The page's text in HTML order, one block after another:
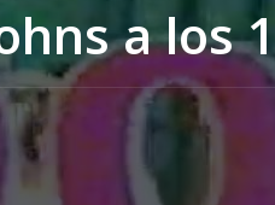
a los